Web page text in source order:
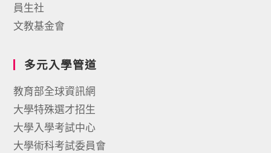
員生社
文教基金會
多元入學管道
教育部全球資訊網
大學特殊選才招生
大學入學考試中心
大學術科考試委員會